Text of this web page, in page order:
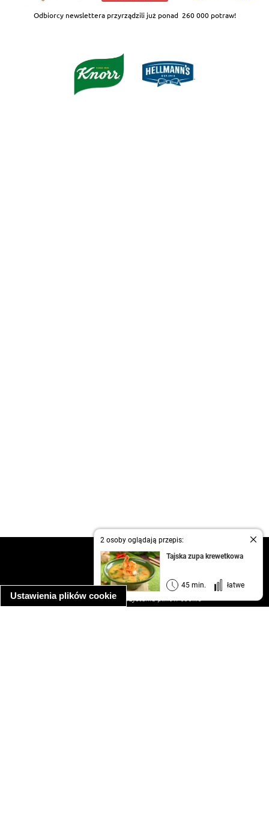
Ustawienia plików cookie
2 osoby oglądają przepis:
Tajska zupa krewetkowa
45 min. łatwe
Odbiorcy newslettera przyrządzili już ponad 260 000 potraw!
kontakt
regulamin
informacja o prywatności
informacja o wykorzystaniu plików cookie